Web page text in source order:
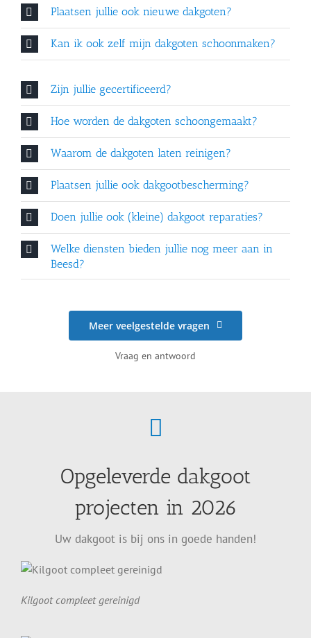
Plaatsen jullie ook nieuwe dakgoten?
Kan ik ook zelf mijn dakgoten schoonmaken?
Zijn jullie gecertificeerd?
Hoe worden de dakgoten schoongemaakt?
Waarom de dakgoten laten reinigen?
Plaatsen jullie ook dakgootbescherming?
Doen jullie ook (kleine) dakgoot reparaties?
Welke diensten bieden jullie nog meer aan in
Beesd?
Meer veelgestelde vragen
Vraag en antwoord
Opgeleverde dakgoot
projecten in 2026
Uw dakgoot is bij ons in goede handen!
Kilgoot compleet gereinigd